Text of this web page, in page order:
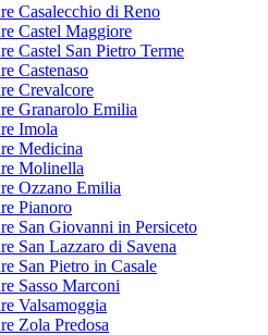
Casalecchio di Reno
Castel Maggiore
Castel San Pietro Terme
Castenaso
Crevalcore
Granarolo Emilia
Imola
Medicina
Molinella
Ozzano Emilia
Pianoro
San Giovanni in Persiceto
San Lazzaro di Savena
San Pietro in Casale
Sasso Marconi
Valsamoggia
Zola Predosa